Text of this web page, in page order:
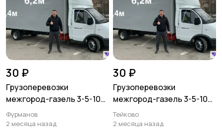
30 ₽
Грузоперевозки
межгород-газель 3-5-10
тонн
Фурманов
2 месяца назад
30 ₽
Грузоперевозки
межгород-газель 3-5-10
тонн
Тейково
2 месяца назад